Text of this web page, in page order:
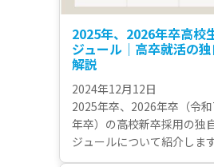
2025年、2026年卒高校
ジュール｜高卒就活の
解説
2024年12月12日
2025年卒、2026年卒（令
年卒）の高校新卒採用の独
ジュールについて紹介しま
クへの求人申込書受付開始